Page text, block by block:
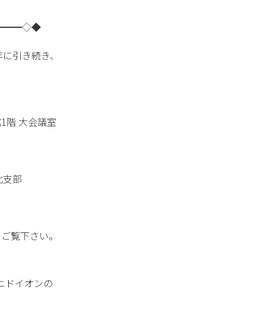
引き続き、
階 大会議室
部
覧下さい。
イオンの